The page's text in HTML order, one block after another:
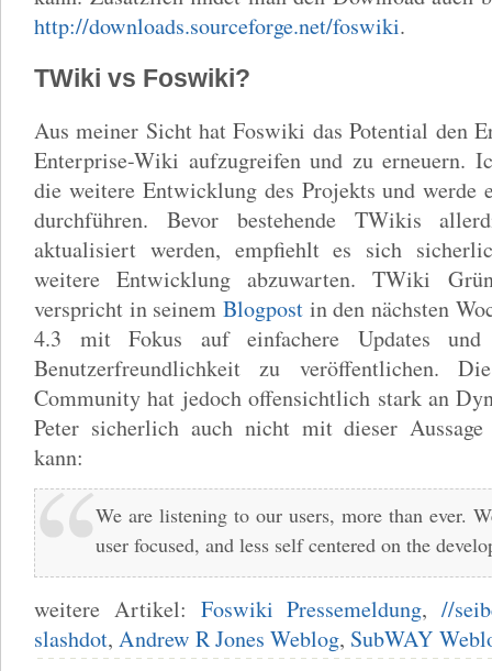
http://downloads.sourceforge.net/foswiki.
TWiki vs Foswiki?
Aus meiner Sicht hat Foswiki das Potential den
Enterprise-Wiki aufzugreifen und zu erneuern.
die weitere Entwicklung des Projekts und werde
durchführen. Bevor bestehende TWikis
aktualisiert werden, empfiehlt es sich
weitere Entwicklung abzuwarten. TWiki
verspricht in seinem Blogpost in den nächsten
4.3 mit Fokus auf einfachere Updates und
Benutzerfreundlichkeit zu veröffentlichen.
Community hat jedoch offensichtlich stark an
Peter sicherlich auch nicht mit dieser Aussage
kann:
We are listening to our users, more than ever.
user focused, and less self centered on the
weitere Artikel: Foswiki Pressemeldung,//
slashdot, Andrew R Jones Weblog, SubWAY